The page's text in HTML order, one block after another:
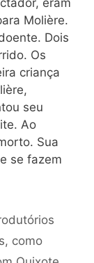
eram
Molière.
Dois
Os
criança
seu
Ao
Sua
se fazem
, como